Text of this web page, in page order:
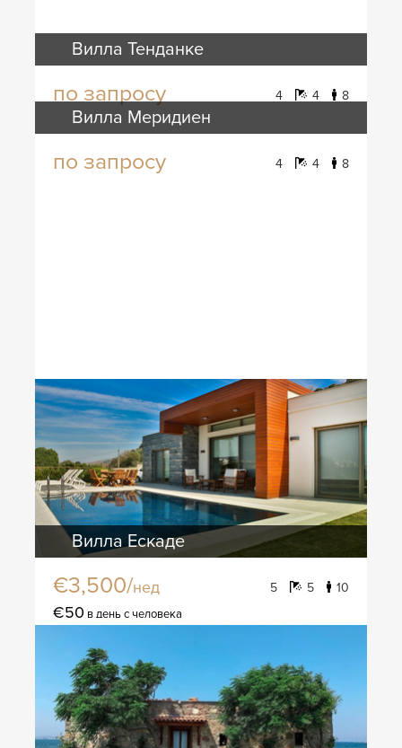
Вилла Тенданке
по запросу 4 4 8
Вилла Меридиен
по запросу 4 4 8
Вилла Ескаде
€3,500/нед 5 5 10
€50 в день с человека